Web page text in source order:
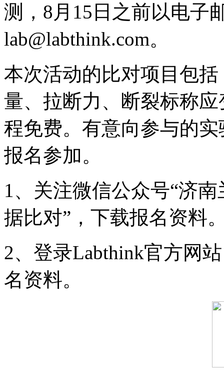
测，8月15日之前以电子
lab@labthink.com。
本次活动的比对项目包
量、拉断力、断裂标称
程免费。有意向参与的
报名参加。
1、关注微信公众号“济
据比对”，下载报名资料
2、登录Labthink官方网
名资料。